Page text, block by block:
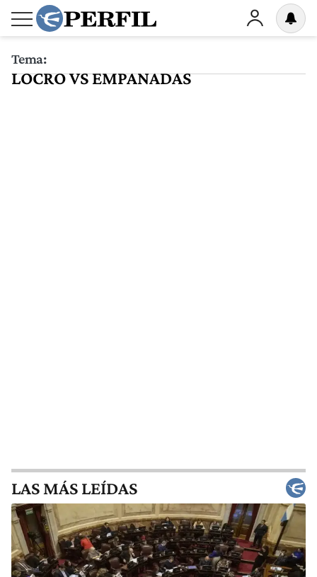
Tema:
LOCRO VS EMPANADAS
LAS MÁS LEÍDAS